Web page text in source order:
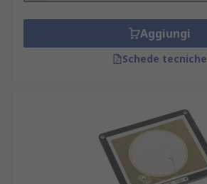
Aggiungi
Schede tecniche